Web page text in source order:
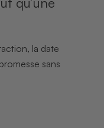
la date
sans